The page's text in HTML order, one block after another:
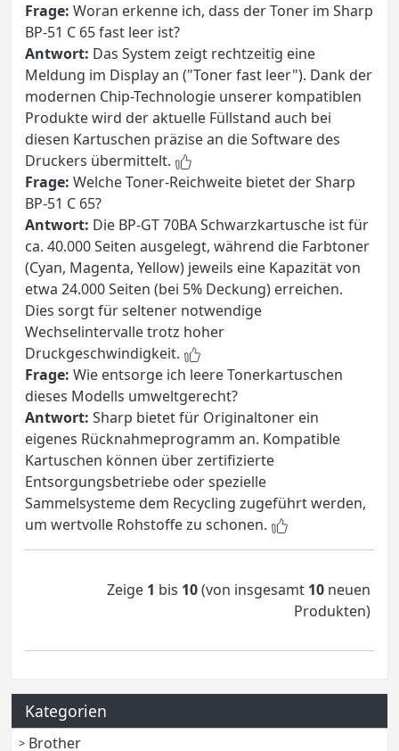
Frage: Woran erkenne ich, dass der Toner im Sharp
BP-51 C 65 fast leer ist?
Antwort: Das System zeigt rechtzeitig eine
Meldung im Display an ("Toner fast leer"). Dank der
modernen Chip-Technologie unserer kompatiblen
Produkte wird der aktuelle Füllstand auch bei
diesen Kartuschen präzise an die Software des
Druckers übermittelt.
Frage: Welche Toner-Reichweite bietet der Sharp
BP-51 C 65?
Antwort: Die BP-GT 70BA Schwarzkartusche ist für
ca. 40.000 Seiten ausgelegt, während die Farbtoner
(Cyan, Magenta, Yellow) jeweils eine Kapazität von
etwa 24.000 Seiten (bei 5% Deckung) erreichen.
Dies sorgt für seltener notwendige
Wechselintervalle trotz hoher
Druckgeschwindigkeit.
Frage: Wie entsorge ich leere Tonerkartuschen
dieses Modells umweltgerecht?
Antwort: Sharp bietet für Originaltoner ein
eigenes Rücknahmeprogramm an. Kompatible
Kartuschen können über zertifizierte
Entsorgungsbetriebe oder spezielle
Sammelsysteme dem Recycling zugeführt werden,
um wertvolle Rohstoffe zu schonen.
Zeige 1 bis 10(von insgesamt 10 neuen
Produkten)
Kategorien
Brother